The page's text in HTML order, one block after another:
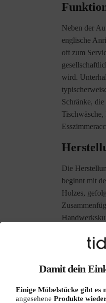
Damit dein
Einige Möbelstücke gibt es
angesehene Produkte
Neben der
englische
oft zum
wird.
Schränke,
Tischwäsche,
Die
beginnt mit
Holzes,
Anwendung
Intarsien
hervor.